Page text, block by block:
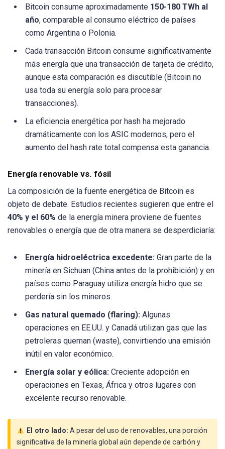
Bitcoin consume aproximadamente 150-180 TWh al
año, comparable al consumo eléctrico de países
como Argentina o Polonia.
Cada transacción Bitcoin consume significativamente
más energía que una transacción de tarjeta de crédito,
aunque esta comparación es discutible (Bitcoin no
usa toda su energía solo para procesar
transacciones).
La eficiencia energética por hash ha mejorado
dramáticamente con los ASIC modernos, pero el
aumento del hash rate total compensa esta ganancia.
Energía renovable vs. fósil
La composición de la fuente energética de Bitcoin es
objeto de debate. Estudios recientes sugieren que entre el
40% y el 60% de la energía minera proviene de fuentes
renovables o energía que de otra manera se desperdiciaría:
Energía hidroeléctrica excedente: Gran parte de la
minería en Sichuan (China antes de la prohibición) y en
países como Paraguay utiliza energía hidro que se
perdería sin los mineros.
Gas natural quemado (flaring): Algunas
operaciones en EE.UU. y Canadá utilizan gas que las
petroleras queman (waste), convirtiendo una emisión
inútil en valor económico.
Energía solar y eólica: Creciente adopción en
operaciones en Texas, África y otros lugares con
excelente recurso renovable.
El otro lado: A pesar del uso de renovables, una porción
significativa de la minería global aún depende de carbón y